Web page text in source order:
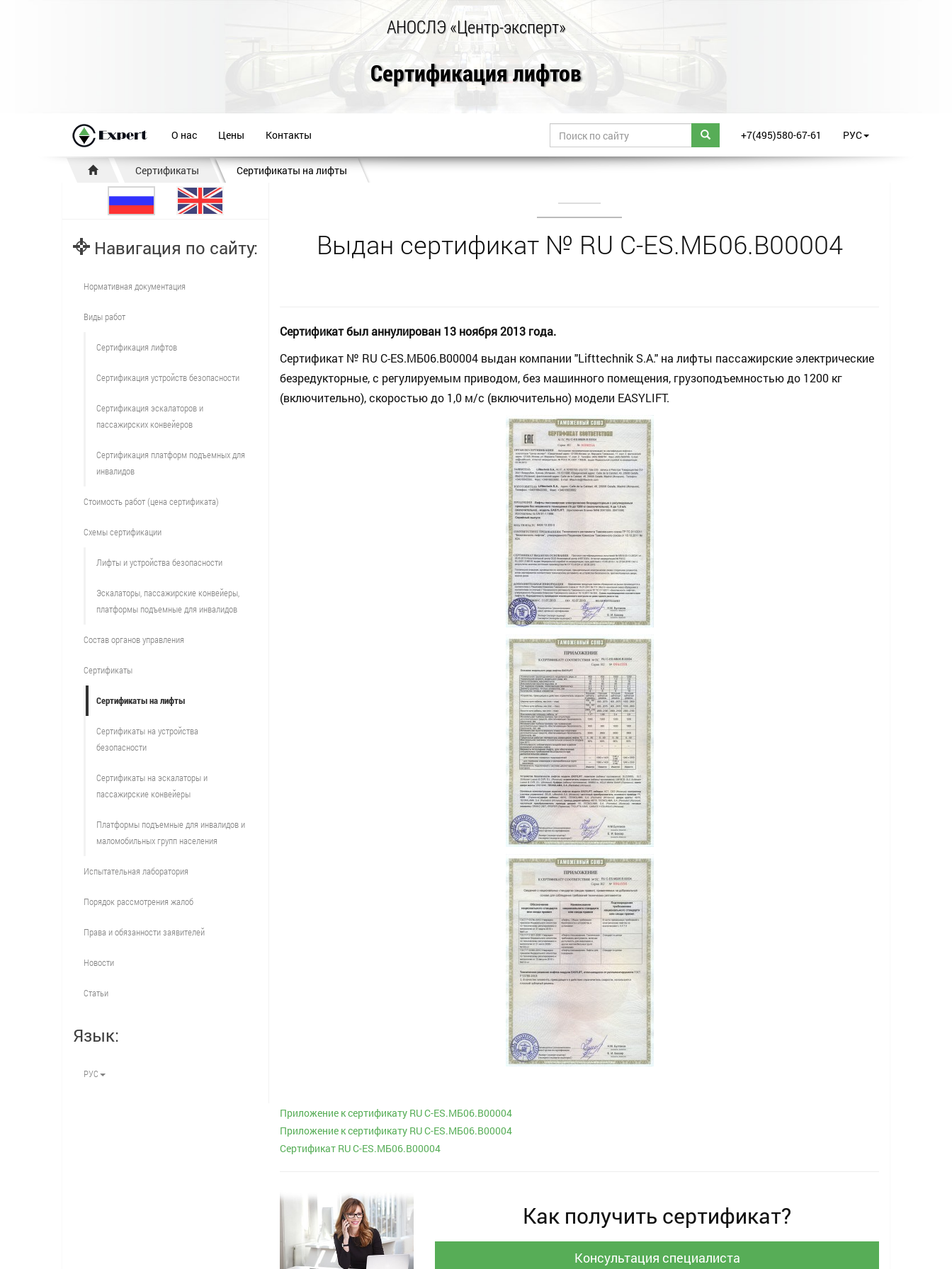
АНОСЛЭ «Центр-эксперт»
Сертификация лифтов
О нас Цены Контакты +7(495)580-67-61 РУС
Сертификаты Сертификаты на лифты
Выдан сертификат № RU С-ES.МБ06.В00004
Сертификат был аннулирован 13 ноября 2013 года.
Сертификат № RU С-ES.МБ06.В00004 выдан компании "Lifttechnik S.A." на лифты пассажирские электрические
безредукторные, с регулируемым приводом, без машинного помещения, грузоподъемностью до 1200 кг
(включительно), скоростью до 1,0 м/c (включительно) модели EASYLIFT.
Приложение к сертификату RU C-ES.МБ06.В00004
Приложение к сертификату RU C-ES.МБ06.В00004
Сертификат RU C-ES.МБ06.В00004
Как получить сертификат?
Консультация специалиста
Навигация по сайту:
Нормативная документация
Виды работ
Сертификация лифтов
Сертификация устройств безопасности
Сертификация эскалаторов и
пассажирских конвейеров
Сертификация платформ подъемных для
инвалидов
Стоимость работ (цена сертификата)
Схемы сертификации
Лифты и устройства безопасности
Эскалаторы, пассажирские конвейеры,
платформы подъемные для инвалидов
Состав органов управления
Сертификаты
Сертификаты на лифты
Сертификаты на устройства
безопасности
Сертификаты на эскалаторы и
пассажирские конвейеры
Платформы подъемные для инвалидов и
маломобильных групп населения
Испытательная лаборатория
Порядок рассмотрения жалоб
Права и обязанности заявителей
Новости
Статьи
Язык:
РУС